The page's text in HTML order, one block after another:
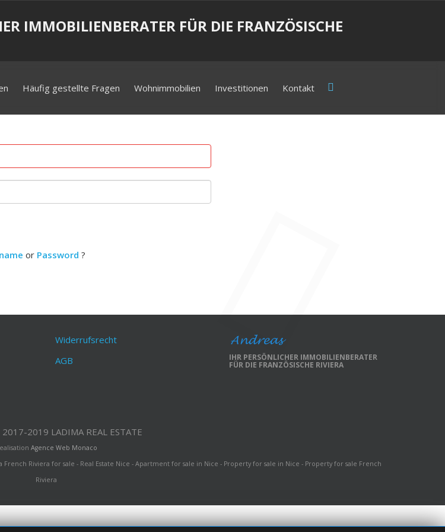
IMMOBILIENBERATER FÜR DIE FRANZÖSISCHE
Häufig gestellte Fragen Wohnimmobilien Investitionen Kontakt
or Password ?
Widerrufsrecht
AGB
IHR PERSÖNLICHER IMMOBILIENBERATER
FÜR DIE FRANZÖSISCHE RIVIERA
2019 LADIMA REAL ESTATE
Agence Web Monaco
Riviera for sale - Real Estate Nice - Apartment for sale in Nice - Property for sale in Nice - Property for sale French
Riviera